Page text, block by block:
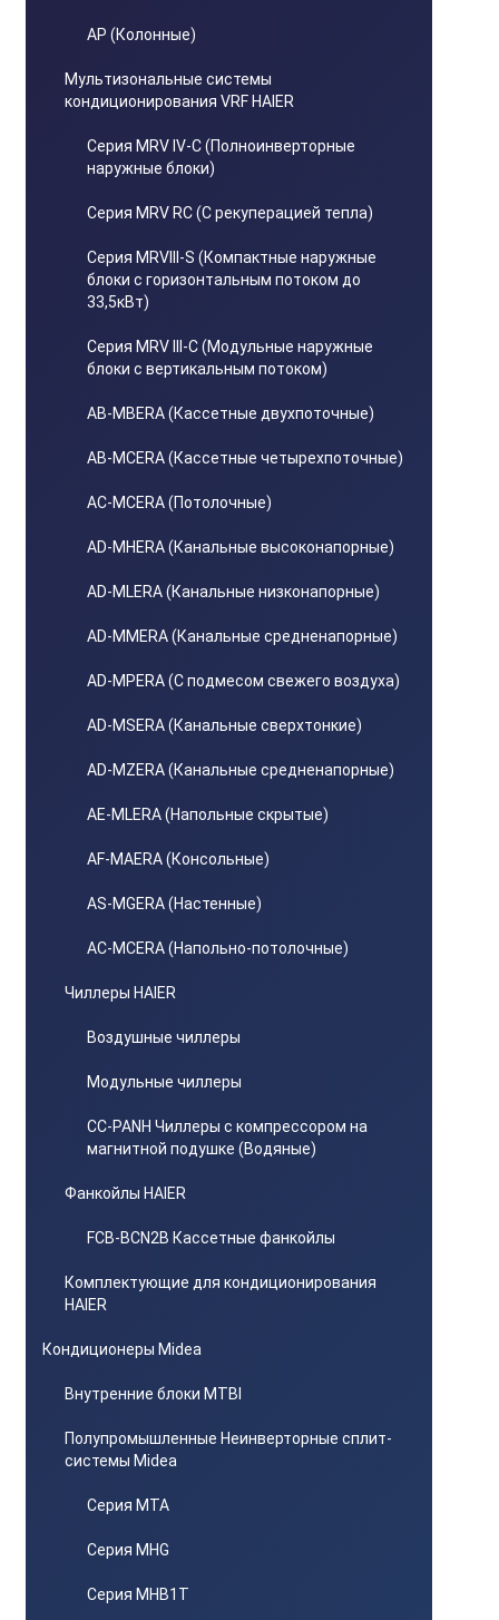
AP (Колонные)
Мультизональные системы
кондиционирования VRF HAIER
Серия MRV IV-C (Полноинверторные
наружные блоки)
Серия MRV RC (С рекуперацией тепла)
Серия MRVIII-S (Компактные наружные
блоки с горизонтальным потоком до
33,5кВт)
Серия MRV III-C (Модульные наружные
блоки с вертикальным потоком)
AB-MBERA (Кассетные двухпоточные)
AB-MCERA (Кассетные четырехпоточные)
AС-MСERA (Потолочные)
AD-MHERA (Канальные высоконапорные)
AD-MLERA (Канальные низконапорные)
AD-MMERA (Канальные средненапорные)
AD-MPERA (С подмесом свежего воздуха)
AD-MSERA (Канальные сверхтонкие)
AD-MZERA (Канальные средненапорные)
AE-MLERA (Напольные скрытые)
AF-MAERA (Консольные)
AS-MGERA (Настенные)
AС-MСERA (Напольно-потолочные)
Чиллеры HAIER
Воздушные чиллеры
Модульные чиллеры
CC-PANH Чиллеры с компрессором на
магнитной подушке (Водяные)
Фанкойлы HAIER
FCB-BCN2B Кассетные фанкойлы
Комплектующие для кондиционирования
HAIER
Кондиционеры Midea
Внутренние блоки MTBI
Полупромышленные Неинверторные сплит-
системы Midea
Серия MTA
Серия MHG
Серия MHB1T